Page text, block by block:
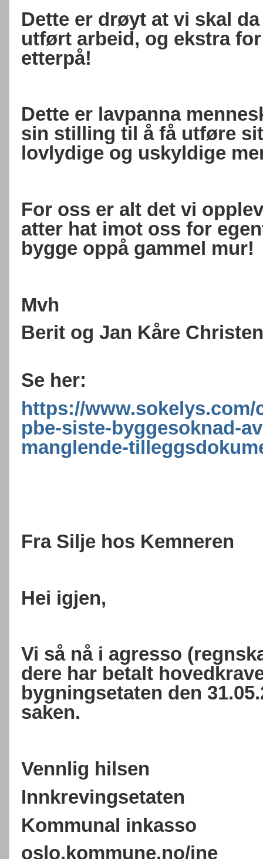
Dette er drøyt at vi skal
utført arbeid, og ekstra
etterpå!
Dette er lavpanna
sin stilling til å få utføre
lovlydige og uskyldige
For oss er alt det vi
atter hat imot oss for
bygge oppå gammel mur!
Mvh
Berit og Jan Kåre
Se her:
https://
pbe-siste-byggesoknad-
manglende-
Fra Silje hos Kemneren
Hei igjen,
Vi så nå i agresso
dere har betalt
bygningsetaten den
saken.
Vennlig hilsen
Innkrevingsetaten
Kommunal inkasso
oslo.kommune.no/ine